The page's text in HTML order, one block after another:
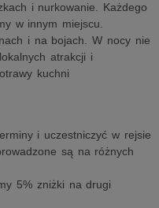
i nurkowanie. Każdego
w innym miejscu.
i na bojach. W nocy nie
atrakcji i
kuchni
i uczestniczyć w rejsie
są na różnych
5% zniżki na drugi